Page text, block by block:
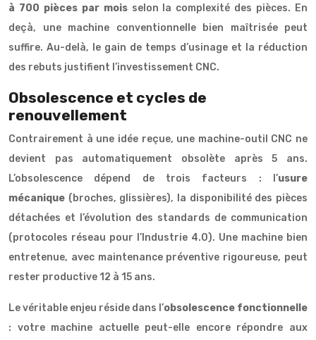
à 700 pièces par moisselon la complexité des pièces. En
deçà, une machine conventionnelle bien maîtrisée peut
suffire. Au-delà, le gain de temps d’usinage et la réduction
des rebuts justifient l’investissement CNC.
Obsolescence et cycles de
renouvellement
Contrairement à une idée reçue, une machine-outil CNC ne
devient pas automatiquement obsolète après 5 ans.
L’obsolescence dépend de trois facteurs : l’usure
mécanique (broches, glissières), la disponibilité des pièces
détachées et l’évolution des standards de communication
(protocoles réseau pour l’Industrie 4.0). Une machine bien
entretenue, avec maintenance préventive rigoureuse, peut
rester productive 12 à 15 ans.
Le véritable enjeu réside dans l’obsolescence fonctionnelle
: votre machine actuelle peut-elle encore répondre aux